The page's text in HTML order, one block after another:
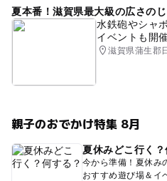
夏本番！滋賀県最大級の広さの
水鉄砲やシャ
イベントも開
滋賀県蒲生郡
親子のおでかけ特集 8月
夏休みどこ行く？
今から準備！夏休み
おすすめ遊び場＆イ